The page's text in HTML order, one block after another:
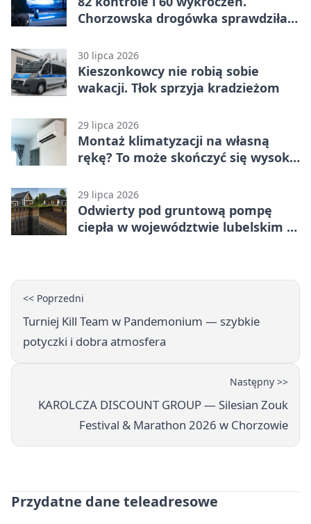
Chorzowska drogówka sprawdziła
30 lipca 2026
Kieszonkowcy nie robią sobie
wakacji. Tłok sprzyja kradzieżom
29 lipca 2026
Montaż klimatyzacji na własną
rękę? To może skończyć się wysoką
29 lipca 2026
Odwierty pod gruntową pompę
ciepła w województwie lubelskim -
<< Poprzedni
Turniej Kill Team w Pandemonium — szybkie
potyczki i dobra atmosfera
Następny >>
KAROLCZA DISCOUNT GROUP — Silesian Zouk
Festival & Marathon 2026 w Chorzowie
Przydatne dane teleadresowe